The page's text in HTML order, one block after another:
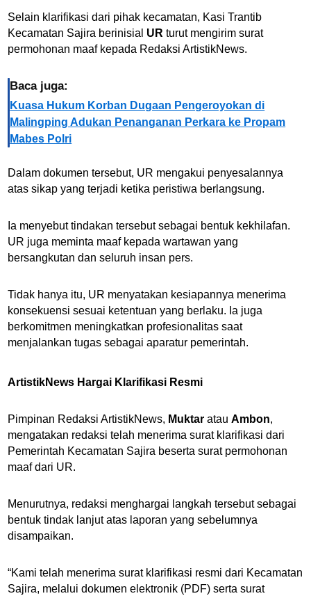
Selain klarifikasi dari pihak kecamatan, Kasi Trantib
Kecamatan Sajira berinisial UR turut mengirim surat
permohonan maaf kepada Redaksi ArtistikNews.
Baca juga:
Kuasa Hukum Korban Dugaan Pengeroyokan di
Malingping Adukan Penanganan Perkara ke Propam
Mabes Polri
Dalam dokumen tersebut, UR mengakui penyesalannya
atas sikap yang terjadi ketika peristiwa berlangsung.
Ia menyebut tindakan tersebut sebagai bentuk kekhilafan.
UR juga meminta maaf kepada wartawan yang
bersangkutan dan seluruh insan pers.
Tidak hanya itu, UR menyatakan kesiapannya menerima
konsekuensi sesuai ketentuan yang berlaku. Ia juga
berkomitmen meningkatkan profesionalitas saat
menjalankan tugas sebagai aparatur pemerintah.
ArtistikNews Hargai Klarifikasi Resmi
Pimpinan Redaksi ArtistikNews, Muktar atauAmbon,
mengatakan redaksi telah menerima surat klarifikasi dari
Pemerintah Kecamatan Sajira beserta surat permohonan
maaf dari UR.
Menurutnya, redaksi menghargai langkah tersebut sebagai
bentuk tindak lanjut atas laporan yang sebelumnya
disampaikan.
“Kami telah menerima surat klarifikasi resmi dari Kecamatan
Sajira, melalui dokumen elektronik (PDF) serta surat